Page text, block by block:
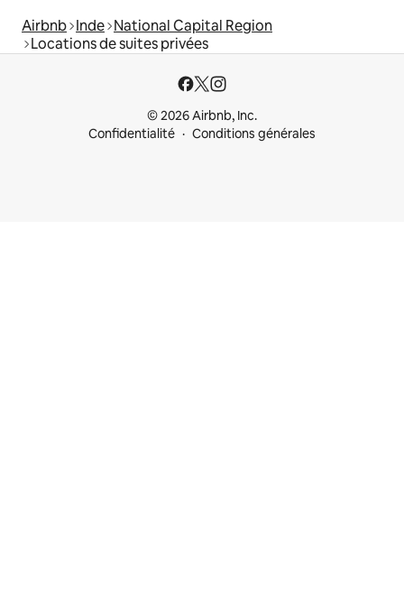
Airbnb Inde National Capital Region
Locations de suites privées
© 2026 Airbnb, Inc.
Confidentialité
Conditions générales